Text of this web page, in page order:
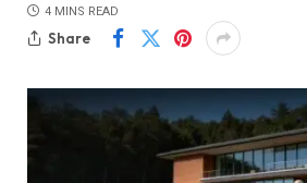
4 MINS READ
Share